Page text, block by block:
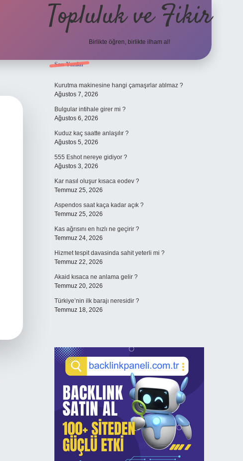
Topluluk ve Fikir
Birlikte öğren, birlikte ilham al!
Sidebar
Son Yazılar
Kurutma makinesine hangi çamaşırlar atılmaz ?
Ağustos 7, 2026
Bulgular intihale girer mi ?
Ağustos 6, 2026
Kuduz kaç saatte anlaşılır ?
Ağustos 5, 2026
555 Eshot nereye gidiyor ?
Ağustos 3, 2026
Kar nasıl oluşur kısaca eodev ?
Temmuz 25, 2026
Aspendos saat kaça kadar açık ?
Temmuz 25, 2026
Kas ağrısını en hızlı ne geçirir ?
Temmuz 24, 2026
Hizmet tespit davasinda sahit yeterli mi ?
Temmuz 22, 2026
Akaid kısaca ne anlama gelir ?
Temmuz 20, 2026
Türkiye’nin ilk barajı neresidir ?
Temmuz 18, 2026